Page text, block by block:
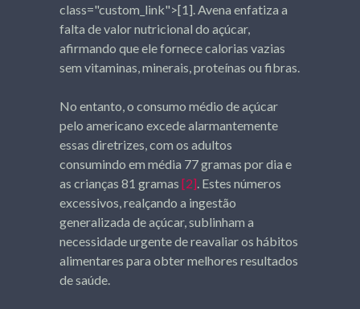
class="custom_link">[1]. Avena enfatiza a
falta de valor nutricional do açúcar,
afirmando que ele fornece calorias vazias
sem vitaminas, minerais, proteínas ou fibras.
No entanto, o consumo médio de açúcar
pelo americano excede alarmantemente
essas diretrizes, com os adultos
consumindo em média 77 gramas por dia e
as crianças 81 gramas [2]. Estes números
excessivos, realçando a ingestão
generalizada de açúcar, sublinham a
necessidade urgente de reavaliar os hábitos
alimentares para obter melhores resultados
de saúde.